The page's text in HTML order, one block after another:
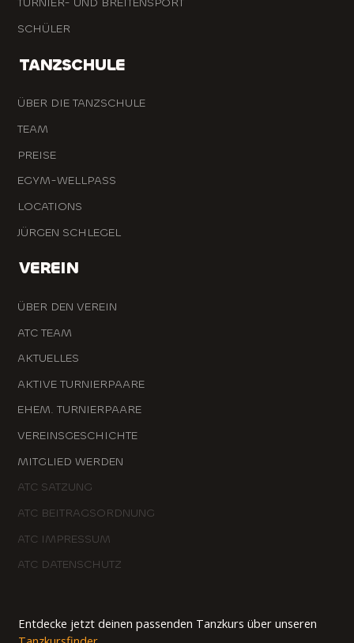
TURNIER- UND BREITENSPORT
SCHÜLER
TANZSCHULE
ÜBER DIE TANZSCHULE
TEAM
PREISE
EGYM-WELLPASS
LOCATIONS
JÜRGEN SCHLEGEL
VEREIN
ÜBER DEN VEREIN
ATC TEAM
AKTUELLES
AKTIVE TURNIERPAARE
EHEM. TURNIERPAARE
VEREINSGESCHICHTE
MITGLIED WERDEN
ATC SATZUNG
ATC BEITRAGSORDNUNG
ATC IMPRESSUM
ATC DATENSCHUTZ
Entdecke jetzt deinen passenden Tanzkurs über unseren